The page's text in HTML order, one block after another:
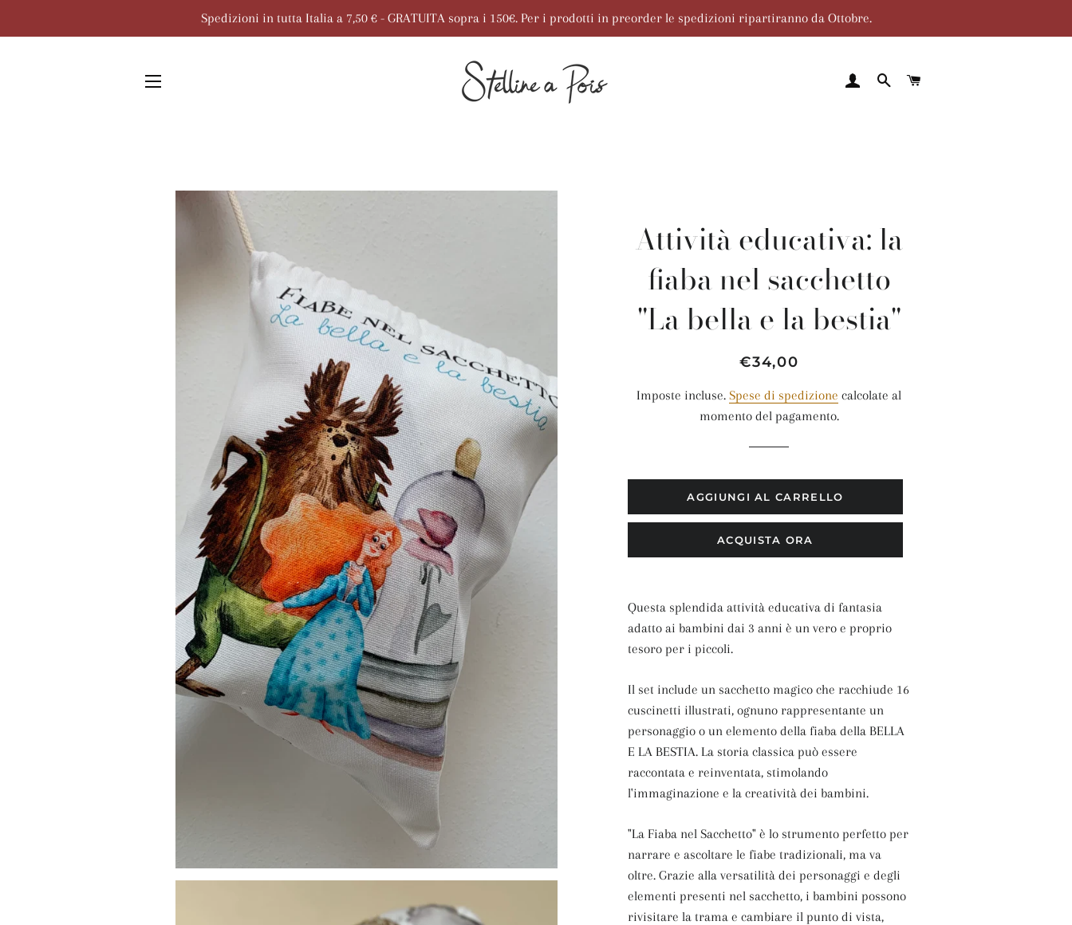
Spedizioni in tutta Italia a 7,50 € - GRATUITA sopra i 150€. Per i prodotti in preorder le spedizioni ripartiranno da Ottobre.
ACCEDICERCA
Attività educativa: la
fiaba nel sacchetto
"La bella e la bestia"
Prezzo
listino
Prezzo
€34,00
Imposte incluse.Spese di spedizione calcolate al
momento del pagamento.
AGGIUNGI AL CARRELLO
ACQUISTA ORA
Questa splendida attività educativa di fantasia
adatto ai bambini dai 3 anni è un vero e proprio
tesoro per i piccoli.
Il set include un sacchetto magico che racchiude 16
cuscinetti illustrati, ognuno rappresentante un
personaggio o un elemento della fiaba della BELLA
E LA BESTIA. La storia classica può essere
raccontata e reinventata, stimolando
l'immaginazione e la creatività dei bambini.
"La Fiaba nel Sacchetto" è lo strumento perfetto per
narrare e ascoltare le fiabe tradizionali, ma va
oltre. Grazie alla versatilità dei personaggi e degli
elementi presenti nel sacchetto, i bambini possono
rivisitare la trama e cambiare il punto di vista,